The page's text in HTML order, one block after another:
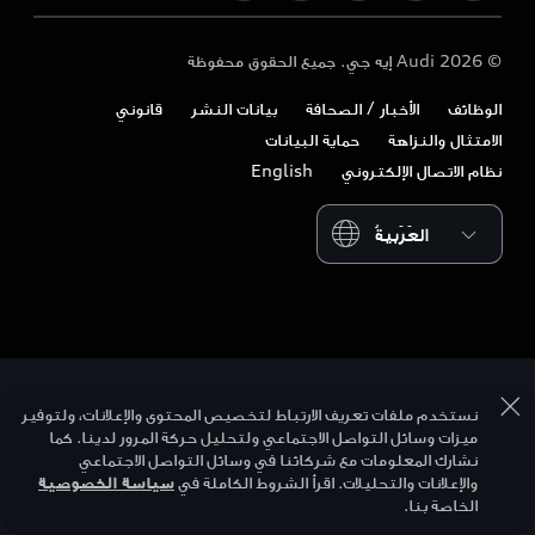
Audi عمان
Audi السعودية
Audi Exclusive
تنزيل الكتيب
المالكون وخدمات ما بعد البيع
الأعمال والأساطيل
أسلوب الحياة
Audi Sport
© 2026 Audi إيه جي. جميع الحقوق محفوظة
الوظائف الأخبار / الصحافة بيانات النشر
قانوني
الامتثال والنزاهة
حماية البيانات
نظام الاتصال الإلكتروني
English
Please select country
نستخدم ملفات تعريف الارتباط لتخصيص المحتوى والإعلانات، ولتوفير
ميزات وسائل التواصل الاجتماعي ولتحليل حركة المرور لدينا. كما
نشارك المعلومات مع شركائنا في وسائل التواصل الاجتماعي
والإعلانات والتحليلات. اقرأ الشروط الكاملة فيسياسة الخصوصية
الخاصة بنا.